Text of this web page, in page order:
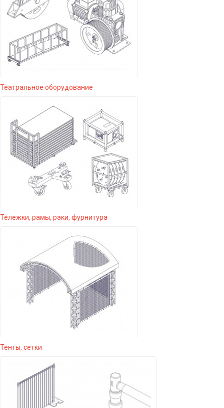
Театральное оборудование
Тележки, рамы, рэки, фурнитура
Тенты, сетки